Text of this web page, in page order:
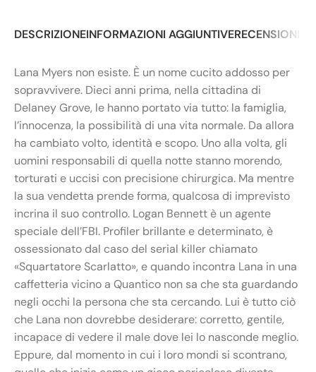
DESCRIZIONEINFORMAZIONI AGGIUNTIVERECENSIONI
Lana Myers non esiste. È un nome cucito addosso per
sopravvivere. Dieci anni prima, nella cittadina di
Delaney Grove, le hanno portato via tutto: la famiglia,
l’innocenza, la possibilità di una vita normale. Da allora
ha cambiato volto, identità e scopo. Uno alla volta, gli
uomini responsabili di quella notte stanno morendo,
torturati e uccisi con precisione chirurgica. Ma mentre
la sua vendetta prende forma, qualcosa di imprevisto
incrina il suo controllo. Logan Bennett è un agente
speciale dell’FBI. Profiler brillante e determinato, è
ossessionato dal caso del serial killer chiamato
«Squartatore Scarlatto», e quando incontra Lana in una
caffetteria vicino a Quantico non sa che sta guardando
negli occhi la persona che sta cercando. Lui è tutto ciò
che Lana non dovrebbe desiderare: corretto, gentile,
incapace di vedere il male dove lei lo nasconde meglio.
Eppure, dal momento in cui i loro mondi si scontrano,